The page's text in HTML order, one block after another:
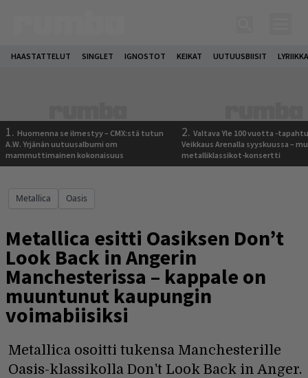
HAASTATTELUT SINGLET IGNOSTOT KEIKAT UUTUUSBIISIT
1. Huomenna se ilmestyy – CMX:stä tutun
A.W. Yrjänän uutuusalbumi om
mammuttimainen kokonaisuus
2. Valtava Yle 100 vuotta -
Veikkaus Arenalla syyskuussa –
metalliklassikot-konsertti
Metallica Oasis
Metallica esitti Oasiksen Don’t
Look Back in Angerin
Manchesterissa – kappale on
muuntunut kaupungin
voimabiisiksi
Metallica osoitti tukensa Manchesterille
Oasis-klassikolla Don't Look Back in Anger.